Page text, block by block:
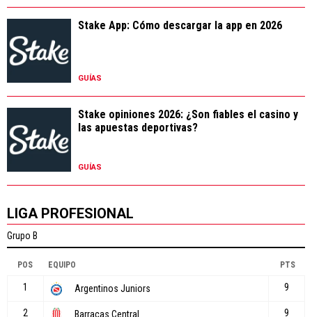
Stake App: Cómo descargar la app en 2026
GUÍAS
Stake opiniones 2026: ¿Son fiables el casino y
las apuestas deportivas?
GUÍAS
LIGA PROFESIONAL